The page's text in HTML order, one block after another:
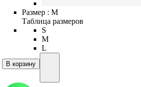
Размер : M
Таблица размеров
S
M
L
В корзину